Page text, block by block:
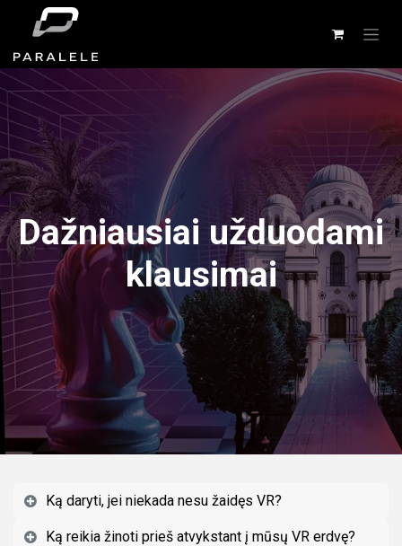
Dažniausiai užduodami
klausimai
Ką daryti, jei niekada nesu žaidęs VR?
Ką reikia žinoti prieš atvykstant į mūsų VR erdvę?